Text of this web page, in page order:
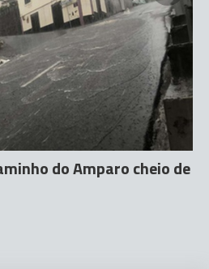
do Amparo cheio de